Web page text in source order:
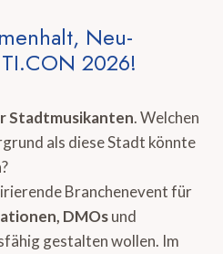
Neu-
2026!
Stadtmusikanten. Welchen
als diese Stadt könnte
Branchenevent für
DMOsund
gestalten wollen. Im